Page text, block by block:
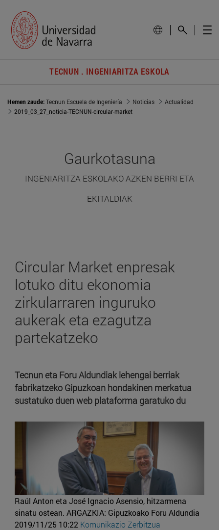
TECNUN . INGENIARITZA ESKOLA
Hemen zaude:Tecnun Escuela de Ingeniería Noticias
Actualidad
2019_03_27_noticia-TECNUN-circular-market
Gaurkotasuna
INGENIARITZA ESKOLAKO AZKEN BERRI ETA
EKITALDIAK
Circular Market enpresak
lotuko ditu ekonomia
zirkularraren inguruko
aukerak eta ezagutza
partekatzeko
Tecnun eta Foru Aldundiak lehengai berriak
fabrikatzeko Gipuzkoan hondakinen merkatua
sustatuko duen web plataforma garatuko du
Raúl Anton eta José Ignacio Asensio, hitzarmena
sinatu ostean. ARGAZKIA: Gipuzkoako Foru Aldundia
2019/11/25 10:22 Komunikazio Zerbitzua